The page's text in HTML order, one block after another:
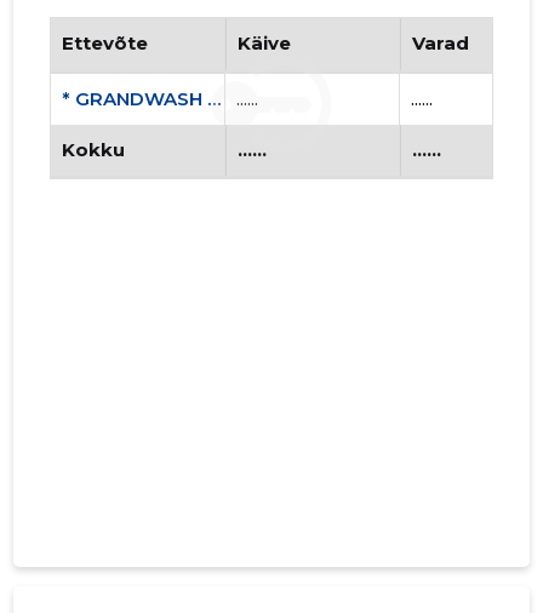
Ettevõte Käive Varad
* GRANDWASH OÜ ...... ......
Kokku ...... ......